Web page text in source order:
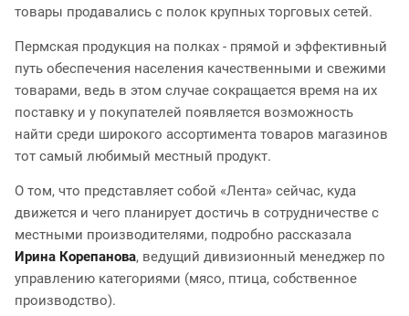
товары продавались с полок крупных торговых сетей.
Пермская продукция на полках - прямой и эффективный
путь обеспечения населения качественными и свежими
товарами, ведь в этом случае сокращается время на их
поставку и у покупателей появляется возможность
найти среди широкого ассортимента товаров магазинов
тот самый любимый местный продукт.
О том, что представляет собой «Лента» сейчас, куда
движется и чего планирует достичь в сотрудничестве с
местными производителями, подробно рассказала
Ирина Корепанова, ведущий дивизионный менеджер по
управлению категориями (мясо, птица, собственное
производство).